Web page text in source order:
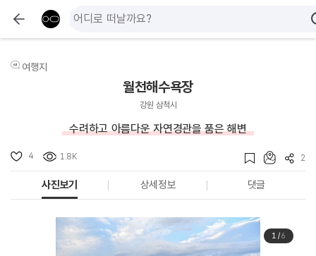
여행지
월천해수욕장
강원 삼척시
수려하고 아름다운 자연경관을 품은 해변
4 1.8K 2
사진보기 상세정보 댓글
1/6